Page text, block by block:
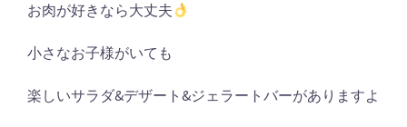
お肉が好きなら大丈夫
小さなお子様がいても
楽しいサラダ&デザート &ジェラートバーがありますよ